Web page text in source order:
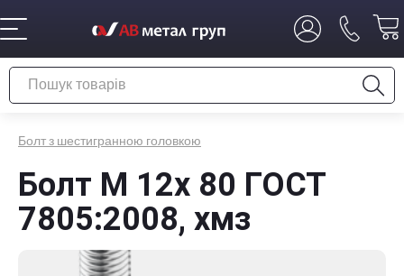
Болт з шестигранною головкою
Болт М 12x 80 ГОСТ
7805:2008, хмз